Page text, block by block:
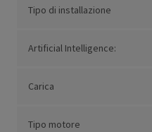
Tipo di installazione
Artificial Intelligence:
Carica
Tipo motore